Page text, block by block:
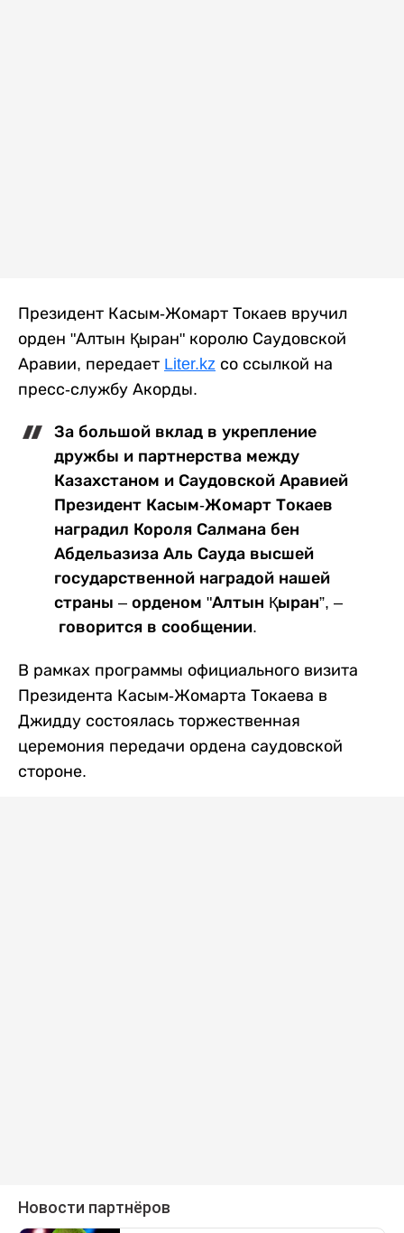
Президент Касым-Жомарт Токаев вручил
орден "Алтын Қыран" королю Саудовской
Аравии, передает Liter.kz со ссылкой на
пресс-службу Акорды.
За большой вклад в укрепление
дружбы и партнерства между
Казахстаном и Саудовской Аравией
Президент Касым-Жомарт Токаев
наградил Короля Салмана бен
Абдельазиза Аль Сауда высшей
государственной наградой нашей
страны – орденом "Алтын Қыран”, –
говорится в сообщении.
В рамках программы официального визита
Президента Касым-Жомарта Токаева в
Джидду состоялась торжественная
церемония передачи ордена саудовской
стороне.